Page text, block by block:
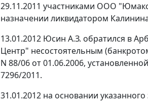
29.11.2011 участниками ООО
назначении ликвидатором
13.01.2012 Юсин А.З. обратился в
Центр" несостоятельным
N 88/06 от 01.06.2006,
7296/2011.
31.01.2012 на основании